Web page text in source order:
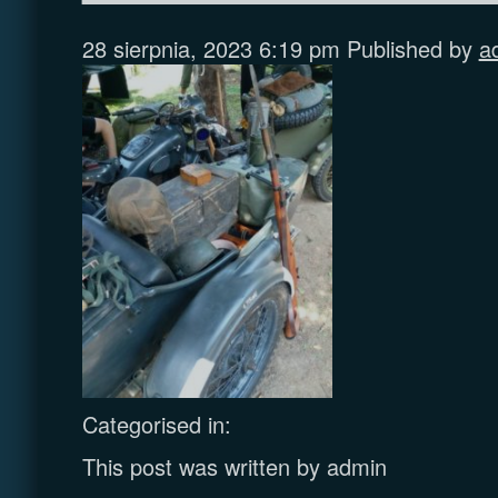
28 sierpnia, 2023 6:19 pm Published by
Categorised in:
This post was written by admin